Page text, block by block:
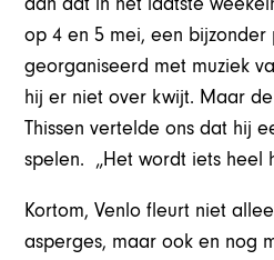
op 4 en 5 mei, een
georganiseerd met muziek
hij er niet over kwijt. Maar
Thissen vertelde ons dat hij
spelen. „Het wordt iets heel
Kortom, Venlo fleurt niet
asperges, maar ook en nog